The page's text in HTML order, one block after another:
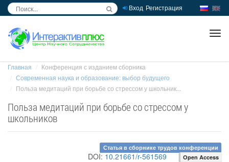
Вход Регистрация
Главная
Конференция с изданием сборника
Современная наука и образование: выбор будущего
Польза медитаций при борьбе со стрессом у школьник...
Польза медитаций при борьбе со стрессом у
школьников
Статья в сборнике трудов конференции
DOI: 10.21661/r-561569 Open Access